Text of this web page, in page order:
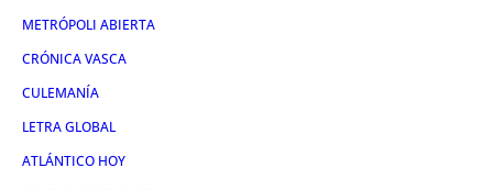
METRÓPOLI ABIERTA
CRÓNICA VASCA
CULEMANÍA
LETRA GLOBAL
ATLÁNTICO HOY